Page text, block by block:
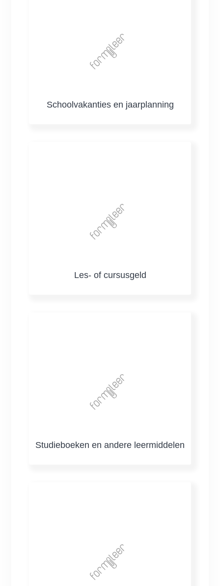
Schoolvakanties en jaarplanning
Les- of cursusgeld
Studieboeken en andere leermiddelen